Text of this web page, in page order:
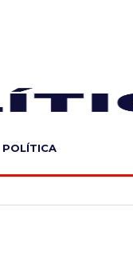
POLÍTICA